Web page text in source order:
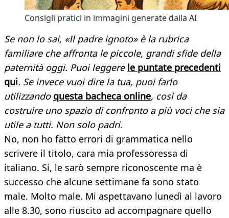
Consigli pratici in immagini generate dalla AI
Se non lo sai, «Il padre ignoto» è la rubrica
familiare che affronta le piccole, grandi sfide della
paternità oggi. Puoi leggere le puntate precedenti
qui. Se invece vuoi dire la tua, puoi farlo
utilizzando questa bacheca online, così da
costruire uno spazio di confronto a più voci che sia
utile a tutti. Non solo padri.
No, non ho fatto errori di grammatica nello
scrivere il titolo, cara mia professoressa di
italiano. Si, le sarò sempre riconoscente ma è
successo che alcune settimane fa sono stato
male. Molto male. Mi aspettavano lunedì al lavoro
alle 8.30, sono riuscito ad accompagnare quello